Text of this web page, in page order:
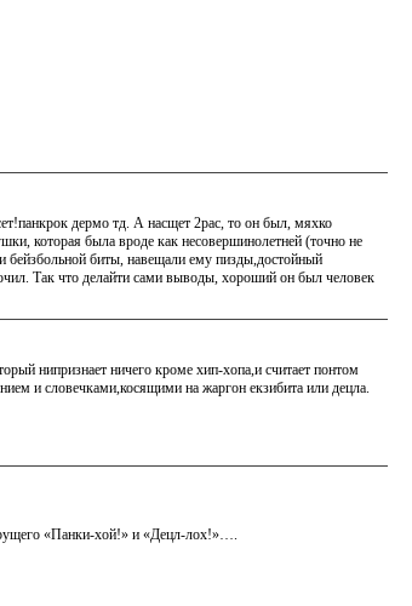
дермо тд. А насщет 2рас, то он был, мяхко
которая была вроде как несовершинолетней (точно не
бейзбольной биты, навещали ему пизды,достойный
Так что делайти сами выводы, хороший он был человек
нипризнает ничего кроме хип-хопа,и считает понтом
и словечками,косящими на жаргон екзибита или децла.
«Панки-хой!» и «Децл-лох!»….